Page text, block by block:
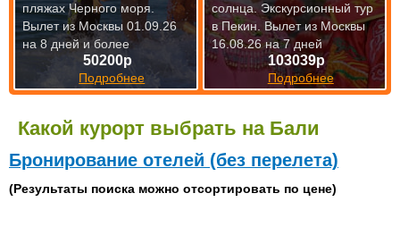
Какой курорт выбрать на Бали
Бронирование отелей (без перелета)
(Результаты поиска можно отсортировать по цене)
50200р
Подробнее
пляжах Черного моря.
Вылет из Москвы 01.09.26
на 8 дней и более
103039р
Подробнее
солнца. Экскурсионный тур
в Пекин. Вылет из Москвы
16.08.26 на 7 дней